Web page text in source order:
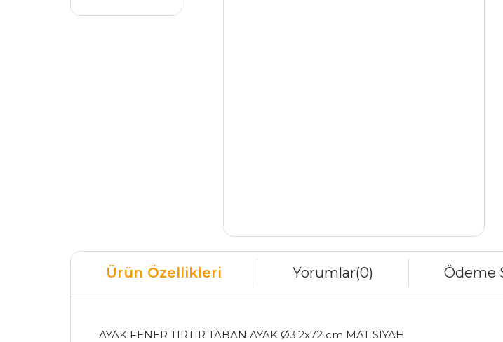
Ürün Özellikleri Yorumlar(0) Ödeme
AYAK FENER TIRTIR TABAN AYAK Ø3.2x72 cm MAT SIYAH